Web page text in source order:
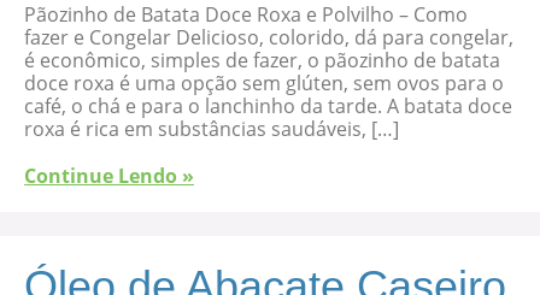
Pãozinho de Batata Doce Roxa e Polvilho – Como
fazer e Congelar Delicioso, colorido, dá para congelar,
é econômico, simples de fazer, o pãozinho de batata
doce roxa é uma opção sem glúten, sem ovos para o
café, o chá e para o lanchinho da tarde. A batata doce
roxa é rica em substâncias saudáveis, […]
Continue Lendo »